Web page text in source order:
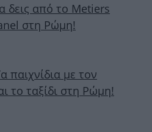
δεις από το Metiers
στη Ρώμη!
με τον
το ταξίδι στη Ρώμη!